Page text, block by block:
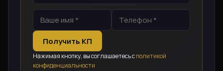
Получить КП
Нажимая кнопку, вы соглашаетесь сполитикой
конфиденциальности